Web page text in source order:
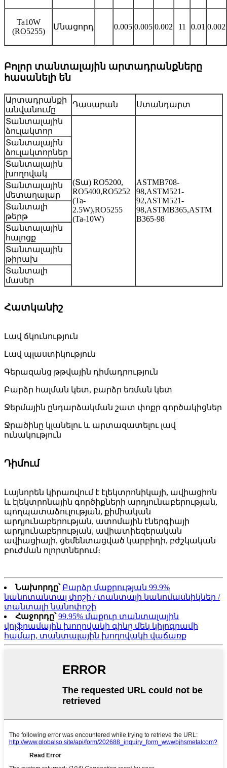
Ta10W
(RO5255)
Մնացորդ 0.005 0.005 0.002 11 0.01 0.002
Բոլոր տանտալային արտադրանքները
հասանելի են
Արտադրանքի
անվանումը
Դասարան
Ստանդարտ
Տանտալային
ձուլակտոր
(Տա) RO5200,
RO5400,RO5252
(Ta-
2.5W),RO5255
(Ta-10W)
ASTMB708-
98,ASTM521-
92,ASTM521-
98,ASTMB365,ASTM
B365-98
Տանտալային
ձուլակտորներ
Տանտալային
խողովակ
Տանտալային
մետաղալար
Տանտալի
թերթ
Տանտալային
հալոցք
Տանտալային
թիրախ
Տանտալի
մասեր
Հատկանիշ
Լավ ճկունություն
Լավ պլաստիկություն
Գերազանց թթվային դիմադրություն
Բարձր հալման կետ, բարձր եռման կետ
Ջերմային ընդարձակման շատ փոքր գործակիցներ
Ջրածինը կլանելու և արտազատելու լավ
ունակություն
Դիմում
Լայնորեն կիրառվում է էլեկտրոնիկայի, ավիացիոն
և էլեկտրոնային գործիքների արդյունաբերության,
պողպատաձուլության, քիմիական
արդյունաբերության, ատոմային էներգիայի
արդյունաբերության, ավիատիեզերական
ավիացիայի, ցեմենտացված կարբիդի, բժշկական
բուժման ոլորտներում։
Նախորդը՝ Բարձր մաքրության 99.9%
նանոտանտալ փոշի / տանտալի նանոմասնիկներ /
տանտալի նանոփոշի
Հաջորդը՝ 99.95% մաքուր տանտալային
վոլֆրամային խողովակի գինը մեկ կիլոգրամի
համար, տանտալային խողովակի վաճառք